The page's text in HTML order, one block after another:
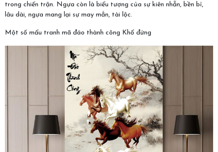
trong chiến trận. Ngựa còn là biểu tượng của sự kiên nhẫn, bền bỉ,
lâu dài, ngựa mang lại sự may mắn, tài lộc.
Một số mẩu tranh mã đáo thành công Khổ đứng